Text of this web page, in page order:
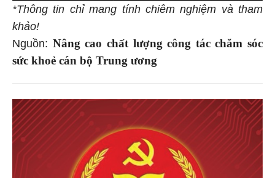
*Thông tin chỉ mang tính chiêm nghiệm và tham
khảo!
Nguồn: Nâng cao chất lượng công tác chăm sóc
sức khoẻ cán bộ Trung ương